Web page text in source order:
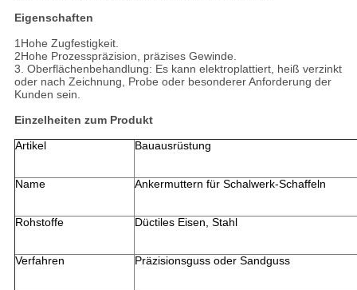
Eigenschaften
1Hohe Zugfestigkeit.
2Hohe Prozesspräzision, präzises Gewinde.
3. Oberflächenbehandlung: Es kann elektroplattiert, heiß verzinkt
oder nach Zeichnung, Probe oder besonderer Anforderung der
Kunden sein.
Einzelheiten zum Produkt
Artikel
Bauausrüstung
Name Ankermuttern für Schalwerk-Schaffeln
Rohstoffe Düctiles Eisen, Stahl
Verfahren Präzisionsguss oder Sandguss